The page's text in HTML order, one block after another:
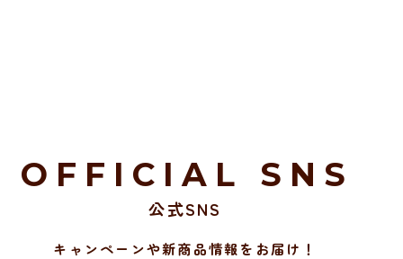
OFFICIAL SNS
公式SNS
キャンペーンや新商品情報をお届け！